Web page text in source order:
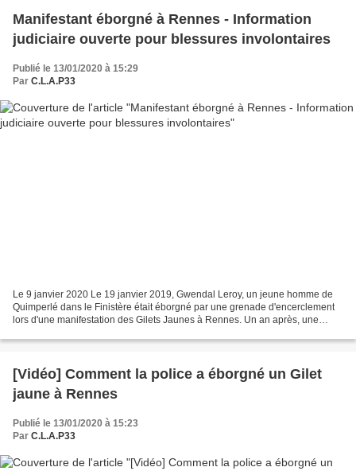
Manifestant éborgné à Rennes - Information
judiciaire ouverte pour blessures involontaires
Publié le 13/01/2020 à 15:29
Par C.L.A.P33
Le 9 janvier 2020 Le 19 janvier 2019, Gwendal Leroy, un jeune homme de
Quimperlé dans le Finistère était éborgné par une grenade d'encerclement
lors d'une manifestation des Gilets Jaunes à Rennes. Un an après, une
[Vidéo] Comment la police a éborgné un Gilet
jaune à Rennes
Publié le 13/01/2020 à 15:23
Par C.L.A.P33